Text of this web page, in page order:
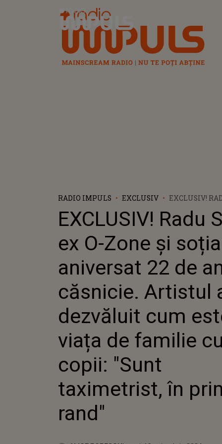
Radio Impuls
RADIO IMPULS EXCLUSIV
EXCLUSIV!
ANIVERSAT 22
CĂSNICIE.
DEZVĂLUIT
VIAȚA DE
COPII: "SUNT
RAND"
EXCLUSIV! Radu
ex O-Zone și
aniversat 22 de
căsnicie. Artistul
dezvăluit cum
viața de familie
copii: "Sunt
taximetrist, în
rand"